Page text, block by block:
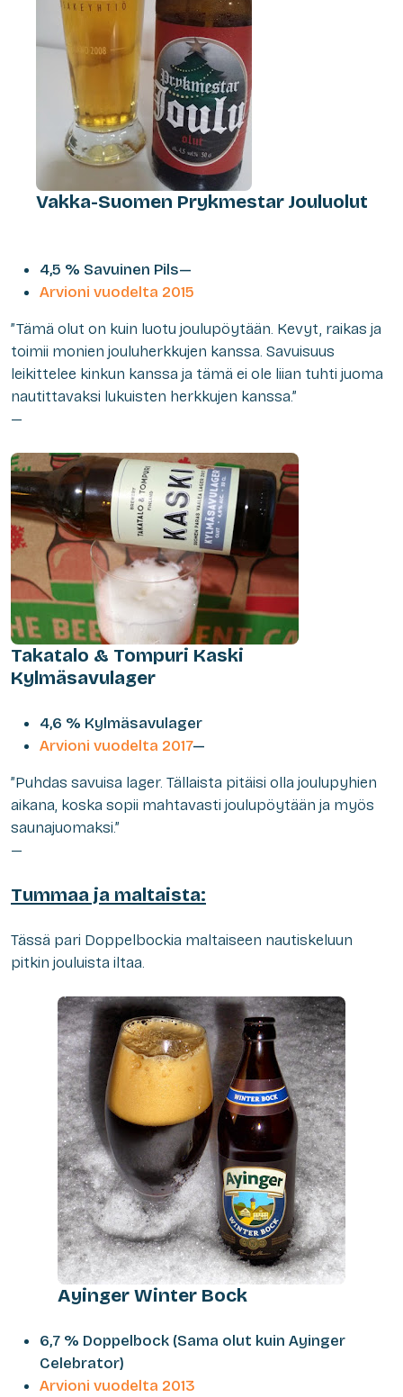
Vakka-Suomen Prykmestar Jouluolut
4,5 % Savuinen Pils—
Arvioni vuodelta 2015
”Tämä olut on kuin luotu joulupöytään. Kevyt, raikas ja
toimii monien jouluherkkujen kanssa. Savuisuus
leikittelee kinkun kanssa ja tämä ei ole liian tuhti juoma
nautittavaksi lukuisten herkkujen kanssa.”
—
Takatalo & Tompuri Kaski
Kylmäsavulager
4,6 % Kylmäsavulager
Arvioni vuodelta 2017—
”Puhdas savuisa lager. Tällaista pitäisi olla joulupyhien
aikana, koska sopii mahtavasti joulupöytään ja myös
saunajuomaksi.”
—
Tummaa ja maltaista:
Tässä pari Doppelbockia maltaiseen nautiskeluun
pitkin jouluista iltaa.
Ayinger Winter Bock
6,7 % Doppelbock (Sama olut kuin Ayinger
Celebrator)
Arvioni vuodelta 2013